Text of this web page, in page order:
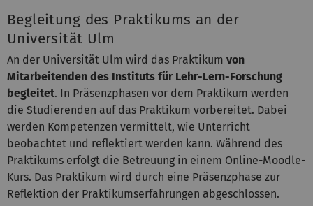
Begleitung des Praktikums an der
Universität Ulm
An der Universität Ulm wird das Praktikum von
Mitarbeitenden des Instituts für Lehr-Lern-Forschung
begleitet. In Präsenzphasen vor dem Praktikum werden
die Studierenden auf das Praktikum vorbereitet. Dabei
werden Kompetenzen vermittelt, wie Unterricht
beobachtet und reflektiert werden kann. Während des
Praktikums erfolgt die Betreuung in einem Online-Moodle-
Kurs. Das Praktikum wird durch eine Präsenzphase zur
Reflektion der Praktikumserfahrungen abgeschlossen.